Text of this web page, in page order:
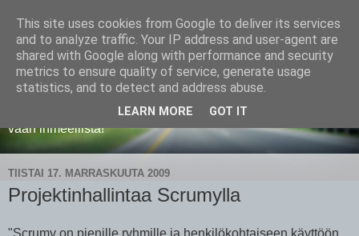
Web 2.0 ja sosiaalinen
media
Web 2.0, sosiaalinen media ja Jyväskylän yliopisto. "On se
vaan ihmeellistä!"
TIISTAI 17. MARRASKUUTA 2009
Projektinhallintaa Scrumylla
"Scrumy on pienille ryhmille ja henkilökohtaiseen käyttöön
This site uses cookies from Google to deliver its services
and to analyze traffic. Your IP address and user-agent are
shared with Google along with performance and security
metrics to ensure quality of service, generate usage
statistics, and to detect and address abuse.
LEARN MORE GOT IT